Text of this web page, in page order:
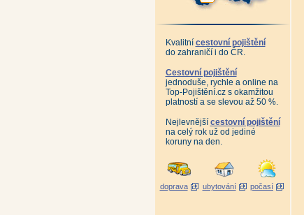
Kvalitní cestovní pojištění
do zahraničí i do ČR.
Cestovní pojištění
jednoduše, rychle a online na
Top-Pojištění.cz s okamžitou
platností a se slevou až 50 %.
Nejlevnější cestovní pojištění
na celý rok už od jediné
koruny na den.
doprava ubytování počasí